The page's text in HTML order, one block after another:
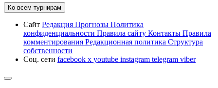
Ко всем турнирам
Сайт Редакция Прогнозы Политика
конфиденциальности Правила сайту Контакты Правила
комментирования Редакционная политика Структура
собственности
Соц. сети facebook x youtube instagram telegram viber